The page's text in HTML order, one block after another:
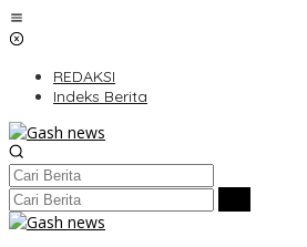
Lewati
ke
REDAKSI
Indeks Berita